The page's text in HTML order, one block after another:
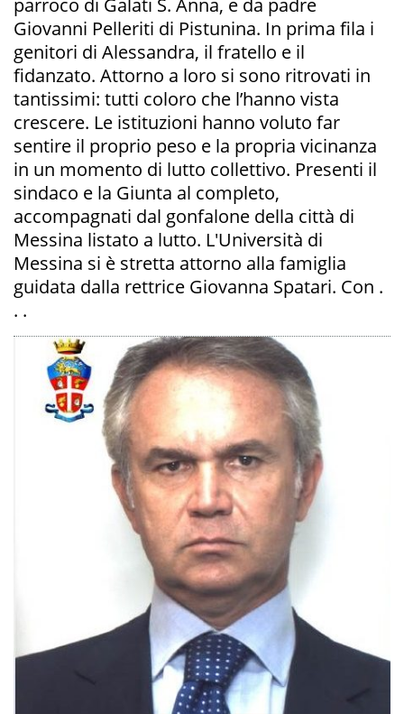
Giovanni Pelleriti di Pistunina. In prima fila i
genitori di Alessandra, il fratello e il
fidanzato. Attorno a loro si sono ritrovati in
tantissimi: tutti coloro che l’hanno vista
crescere. Le istituzioni hanno voluto far
sentire il proprio peso e la propria vicinanza
in un momento di lutto collettivo. Presenti il
sindaco e la Giunta al completo,
accompagnati dal gonfalone della città di
Messina listato a lutto. L'Università di
Messina si è stretta attorno alla famiglia
guidata dalla rettrice Giovanna Spatari. Con .
. .